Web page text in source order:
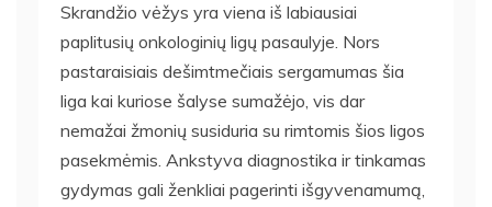
Skrandžio vėžys yra viena iš labiausiai
paplitusių onkologinių ligų pasaulyje. Nors
pastaraisiais dešimtmečiais sergamumas šia
liga kai kuriose šalyse sumažėjo, vis dar
nemažai žmonių susiduria su rimtomis šios ligos
pasekmėmis. Ankstyva diagnostika ir tinkamas
gydymas gali ženkliai pagerinti išgyvenamumą,